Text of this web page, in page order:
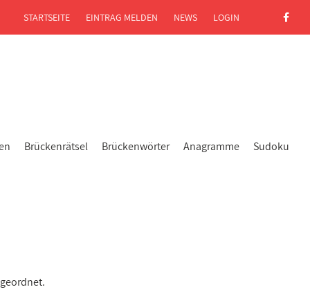
Brückenrätsel Brückenwörter Anagramme Sudoku
STARTSEITE EINTRAG MELDEN NEWS LOGIN